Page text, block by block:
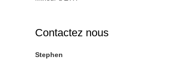
Contactez nous
Stephen